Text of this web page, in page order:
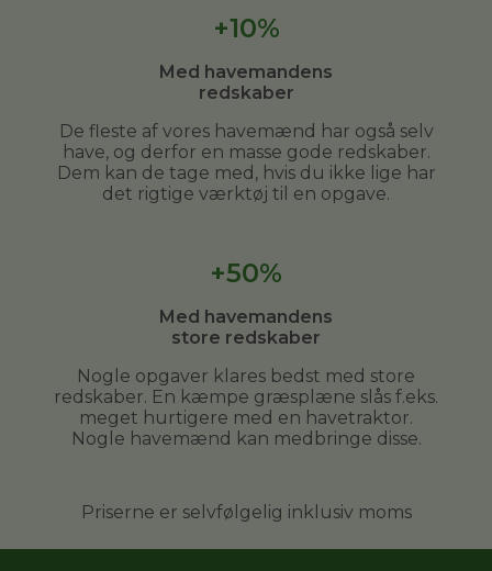
+10%
Med havemandens
redskaber
De fleste af vores havemænd har også selv
have, og derfor en masse gode redskaber.
Dem kan de tage med, hvis du ikke lige har
det rigtige værktøj til en opgave.
+50%
Med havemandens
store redskaber
Nogle opgaver klares bedst med store
redskaber. En kæmpe græsplæne slås f.eks.
meget hurtigere med en havetraktor.
Nogle havemænd kan medbringe disse.
Priserne er selvfølgelig inklusiv moms